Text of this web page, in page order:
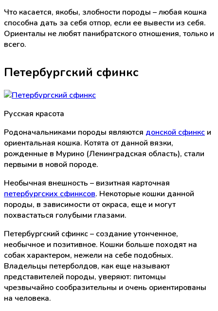
Что касается, якобы, злобности породы – любая кошка
способна дать за себя отпор, если ее вывести из себя.
Ориенталы не любят панибратского отношения, только и
всего.
Петербургский сфинкс
Русская красота
Родоначальниками породы являются донской сфинкс и
ориентальная кошка. Котята от данной вязки,
рожденные в Мурино (Ленинградская область), стали
первыми в новой породе.
Необычная внешность – визитная карточная
петербургских сфинксов. Некоторые кошки данной
породы, в зависимости от окраса, еще и могут
похвастаться голубыми глазами.
Петербургский сфинкс – создание утонченное,
необычное и позитивное. Кошки больше походят на
собак характером, нежели на себе подобных.
Владельцы петерболдов, как еще называют
представителей породы, уверяют: питомцы
чрезвычайно сообразительны и очень ориентированы
на человека.